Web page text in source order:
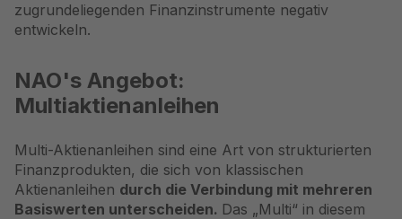
zugrundeliegenden Finanzinstrumente negativ
entwickeln.
NAO's Angebot:
Multiaktienanleihen
Multi-Aktienanleihen sind eine Art von strukturierten
Finanzprodukten, die sich von klassischen
Aktienanleihen durch die Verbindung mit mehreren
Basiswerten unterscheiden. Das „Multi“ in diesem